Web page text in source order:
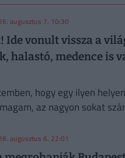
augusztus 7. 10:30
Ide vonult vissza a
halastó, medence is
hogy egy ilyen
az nagyon sokat
augusztus 6. 22:01